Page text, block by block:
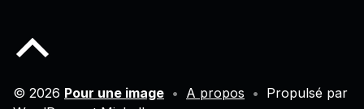
© 2026 Pour une image • A propos • Propulsé par